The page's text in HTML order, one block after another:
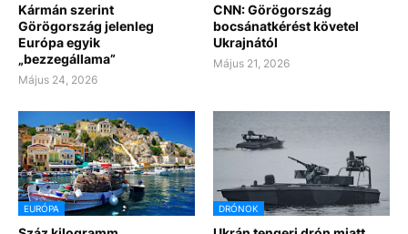
Kármán szerint
Görögország jelenleg
Európa egyik
„bezzegállama”
Május 24, 2026
CNN: Görögország
bocsánatkérést követel
Ukrajnától
Május 21, 2026
EURÓPA DRÓNOK